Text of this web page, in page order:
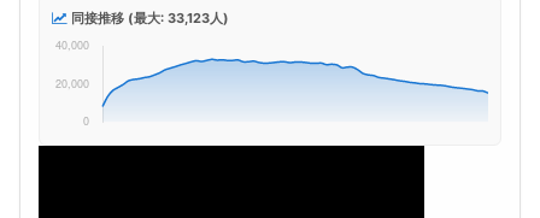
同接推移 (最大: 33,123人)